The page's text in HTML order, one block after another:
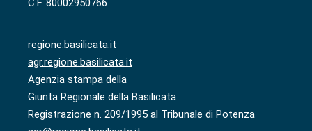
C.F. 80002950766
regione.basilicata.it
agr.regione.basilicata.it
Agenzia stampa della
Giunta Regionale della Basilicata
Registrazione n. 209/1995 al Tribunale di Potenza